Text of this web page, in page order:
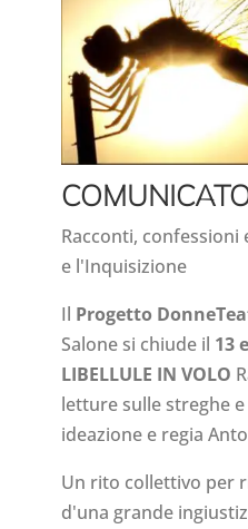
Racconti,
e l'Inquisizione
Il Progetto
Salone si chiude il 13
LIBELLULE IN VOLO
letture sulle streghe
ideazione e regia
Un rito collettivo per
d'una grande